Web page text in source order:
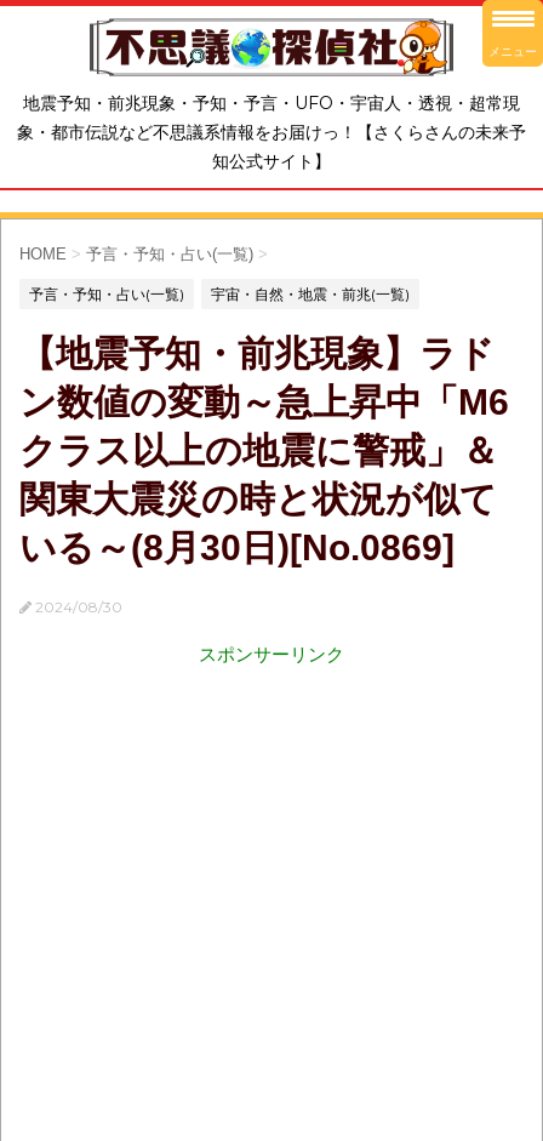
地震予知・前兆現象・予知・予言・UFO・宇宙人・透視・超常現
象・都市伝説など不思議系情報をお届けっ！【さくらさんの未来予
知公式サイト】
HOME > 予言・予知・占い(一覧) >
予言・予知・占い(一覧) 宇宙・自然・地震・前兆(一覧)
【地震予知・前兆現象】ラド
ン数値の変動～急上昇中「M6
クラス以上の地震に警戒」＆
関東大震災の時と状況が似て
いる～(8月30日)[No.0869]
2024/08/30
スポンサーリンク
メニュー